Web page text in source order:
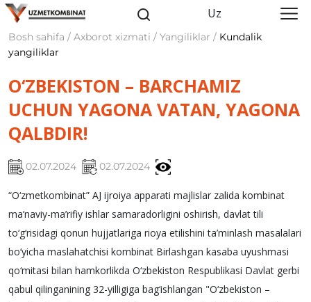
Uz
Bosh sahifa / Axborot xizmati / Yangiliklar / Kundalik
yangiliklar
O‘ZBEKISTON – BARCHAMIZ
UCHUN YAGONA VATAN, YAGONA
QALBDIR!
02.07.2024 02.07.2024
“O‘zmetkombinat” AJ ijroiya apparati majlislar zalida kombinat
ma’naviy-ma’rifiy ishlar samaradorligini oshirish, davlat tili
to‘g‘risidagi qonun hujjatlariga rioya etilishini ta’minlash masalalari
bo‘yicha maslahatchisi kombinat Birlashgan kasaba uyushmasi
qo‘mitasi bilan hamkorlikda O‘zbekiston Respublikasi Davlat gerbi
qabul qilinganining 32-yilligiga bag‘ishlangan "O‘zbekiston –